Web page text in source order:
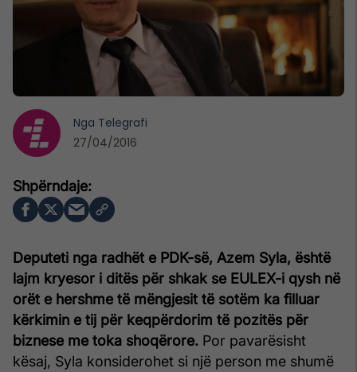
Deputeti nga radhët e PDK-së, Azem Syla, është
lajm kryesor i ditës për shkak se EULEX-i qysh në
orët e hershme të mëngjesit të sotëm ka filluar
kërkimin e tij për keqpërdorim të pozitës për
biznese me toka shoqërore. Por pavarësisht
kësaj, Syla konsiderohet si një person me shumë
Nga Telegrafi
27/04/2016